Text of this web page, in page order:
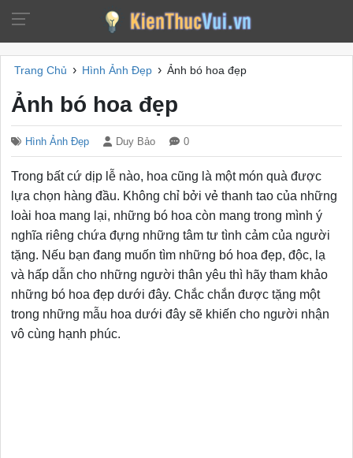
Trang Chủ › Hình Ảnh Đẹp › Ảnh bó hoa đẹp
Ảnh bó hoa đẹp
Hình Ảnh Đẹp Duy Bảo 0
Trong bất cứ dịp lễ nào, hoa cũng là một món quà được
lựa chọn hàng đầu. Không chỉ bởi vẻ thanh tao của những
loài hoa mang lại, những bó hoa còn mang trong mình ý
nghĩa riêng chứa đựng những tâm tư tình cảm của người
tặng. Nếu bạn đang muốn tìm những bó hoa đẹp, độc, lạ
và hấp dẫn cho những người thân yêu thì hãy tham khảo
những bó hoa đẹp dưới đây. Chắc chắn được tặng một
trong những mẫu hoa dưới đây sẽ khiến cho người nhận
vô cùng hạnh phúc.